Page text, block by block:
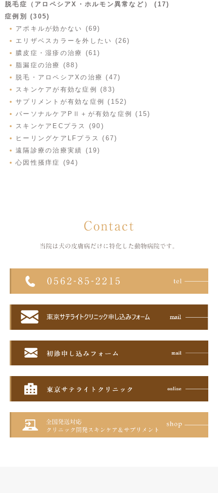
脱毛症（アロペシアX・ホルモン異常など） (17)
症例別 (305)
アポキルが効かない (69)
エリザベスカラーを外したい (26)
膿皮症・湿疹の治療 (61)
脂漏症の治療 (88)
脱毛・アロペシアXの治療 (47)
スキンケアが有効な症例 (83)
サプリメントが有効な症例 (152)
パーソナルケアPⅡ＋が有効な症例 (15)
スキンケアECプラス (90)
ヒーリングケアLFプラス (67)
遠隔診療の治療実績 (19)
心因性掻痒症 (94)
Contact
当院は犬の皮膚病だけに特化した 動物病院です。